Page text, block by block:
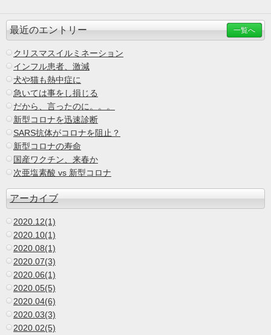
最近のエントリー 一覧へ
クリスマスイルミネーション
インフル患者、激減
犬や猫も熱中症に
急いては事をし損じる
だから、言ったのに。。。
新型コロナを迅速診断
SARS抗体がコロナを阻止？
新型コロナの寿命
国産ワクチン、来春か
次亜塩素酸 vs 新型コロナ
アーカイブ
2020.12(1)
2020.10(1)
2020.08(1)
2020.07(3)
2020.06(1)
2020.05(5)
2020.04(6)
2020.03(3)
2020.02(5)